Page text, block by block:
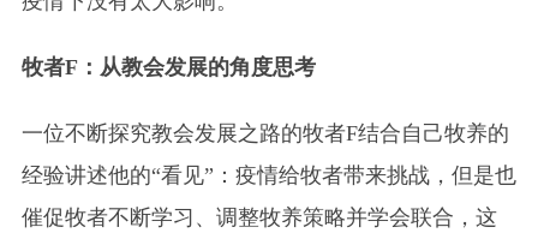
牧者F：从教会发展的角度思考
一位不断探究教会发展之路的牧者F结合自己牧养的
经验讲述他的“看见”：疫情给牧者带来挑战，但是也
催促牧者不断学习、调整牧养策略并学会联合，这